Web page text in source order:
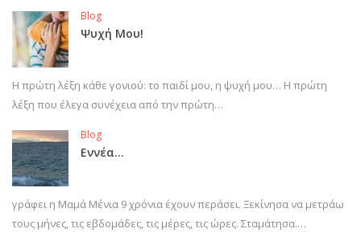
Blog
Ψυχή Μου!
Η πρώτη λέξη κάθε γονιού: το παιδί μου, η ψυχή μου… Η πρώτη
λέξη που έλεγα συνέχεια από την πρώτη…
Blog
Εννέα…
γράφει η Μαμά Μένια 9 χρόνια έχουν περάσει. Ξεκίνησα να μετράω
τους μήνες, τις εβδομάδες, τις μέρες, τις ώρες. Σταμάτησα.…